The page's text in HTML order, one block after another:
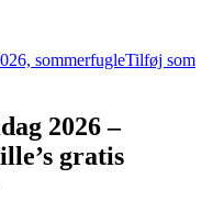
Tilføj som
2026 –
gratis